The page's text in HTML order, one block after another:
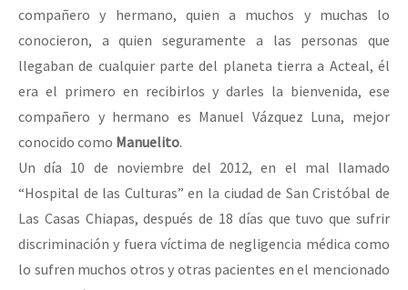
compañero y hermano, quien a muchos y muchas lo
conocieron, a quien seguramente a las personas que
llegaban de cualquier parte del planeta tierra a Acteal, él
era el primero en recibirlos y darles la bienvenida, ese
compañero y hermano es Manuel Vázquez Luna, mejor
conocido como Manuelito.
Un día 10 de noviembre del 2012, en el mal llamado
“Hospital de las Culturas” en la ciudad de San Cristóbal de
Las Casas Chiapas, después de 18 días que tuvo que sufrir
discriminación y fuera víctima de negligencia médica como
lo sufren muchos otros y otras pacientes en el mencionado